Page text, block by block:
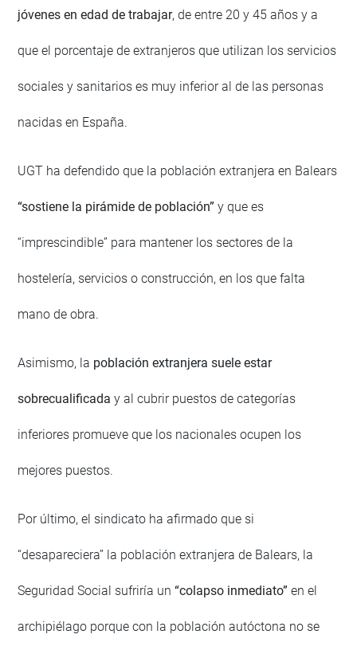
jóvenes en edad de trabajar, de entre 20 y 45 años y a
que el porcentaje de extranjeros que utilizan los servicios
sociales y sanitarios es muy inferior al de las personas
nacidas en España.
UGT ha defendido que la población extranjera en Balears
“sostiene la pirámide de población” y que es
“imprescindible” para mantener los sectores de la
hostelería, servicios o construcción, en los que falta
mano de obra.
Asimismo, la población extranjera suele estar
sobrecualificada y al cubrir puestos de categorías
inferiores promueve que los nacionales ocupen los
mejores puestos.
Por último, el sindicato ha afirmado que si
“desapareciera” la población extranjera de Balears, la
Seguridad Social sufriría un“colapso inmediato” en el
archipiélago porque con la población autóctona no se